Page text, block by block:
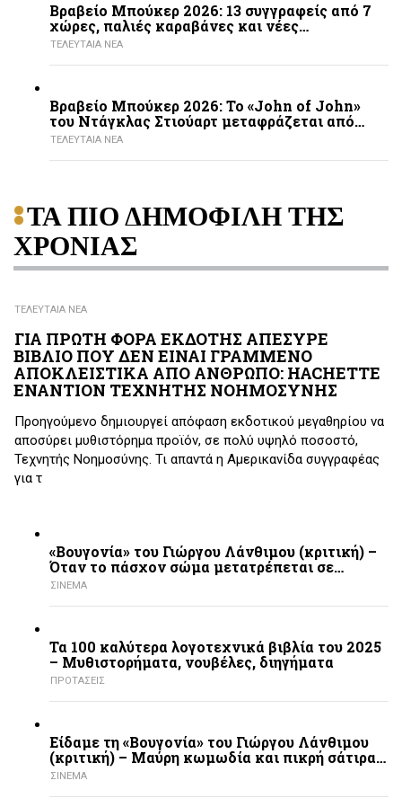
Βραβείο Μπούκερ 2026: 13 συγγραφείς από 7
χώρες, παλιές καραβάνες και νέες…
ΤΕΛΕΥΤΑΙΑ ΝΕΑ
Βραβείο Μπούκερ 2026: Το «John of John»
του Ντάγκλας Στιούαρτ μεταφράζεται από…
ΤΕΛΕΥΤΑΙΑ ΝΕΑ
ΤΑ ΠΙΟ ΔΗΜΟΦΙΛΗ ΤΗΣ
ΧΡΟΝΙΑΣ
ΤΕΛΕΥΤΑΙΑ ΝΕΑ
ΓΙΑ ΠΡΩΤΗ ΦΟΡΑ ΕΚΔΟΤΗΣ ΑΠΕΣΥΡΕ
ΒΙΒΛΙΟ ΠΟΥ ΔΕΝ ΕΙΝΑΙ ΓΡΑΜΜΕΝΟ
ΑΠΟΚΛΕΙΣΤΙΚΑ ΑΠΟ ΑΝΘΡΩΠΟ: HACHETTE
ΕΝΑΝΤΙΟΝ ΤΕΧΝΗΤΗΣ ΝΟΗΜΟΣΥΝΗΣ
Προηγούμενο δημιουργεί απόφαση εκδοτικού μεγαθηρίου να
αποσύρει μυθιστόρημα προϊόν, σε πολύ υψηλό ποσοστό,
Τεχνητής Νοημοσύνης. Τι απαντά η Αμερικανίδα συγγραφέας
για τ
«Βουγονία» του Γιώργου Λάνθιμου (κριτική) –
Όταν το πάσχον σώμα μετατρέπεται σε…
ΣΙΝΕΜΑ
Τα 100 καλύτερα λογοτεχνικά βιβλία του 2025
– Mυθιστορήματα, νουβέλες, διηγήματα
ΠΡΟΤΑΣΕΙΣ
Είδαμε τη «Βουγονία» του Γιώργου Λάνθιμου
(κριτική) – Μαύρη κωμωδία και πικρή σάτιρα…
ΣΙΝΕΜΑ